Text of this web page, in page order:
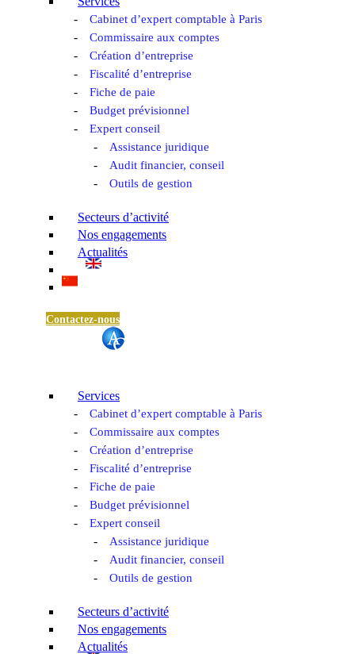
Cabinet d’expert comptable à Paris
Commissaire aux comptes
Création d’entreprise
Fiscalité d’entreprise
Fiche de paie
Budget prévisionnel
Expert conseil
Assistance juridique
Audit financier, conseil
Outils de gestion
Secteurs d’activité
Nos engagements
Actualités
Contactez-nous
Services
Cabinet d’expert comptable à Paris
Commissaire aux comptes
Création d’entreprise
Fiscalité d’entreprise
Fiche de paie
Budget prévisionnel
Expert conseil
Assistance juridique
Audit financier, conseil
Outils de gestion
Secteurs d’activité
Nos engagements
Actualités